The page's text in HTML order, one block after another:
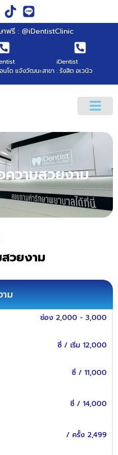
ฟรี : @iDentistClinic
นโด แจ้งวัฒนะ
iDentist
สาขา : รังสิต อเวนิว
วามสวยงาม
วยงาม
ม
ช่อง 2,000 - 3,000
ซี่ / เริ่ม 12,000
ซี่ / 11,000
ซี่ / 14,000
/ ครั้ง 2,499